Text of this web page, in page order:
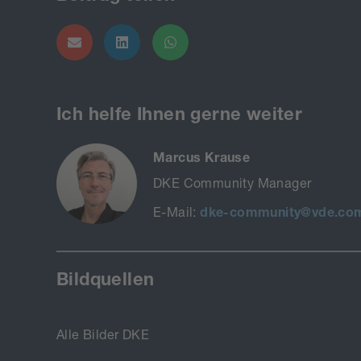
Ich helfe Ihnen gerne weiter
Marcus Krause
DKE Community Manager
E-Mail: dke-
Bildquellen
Alle Bilder DKE